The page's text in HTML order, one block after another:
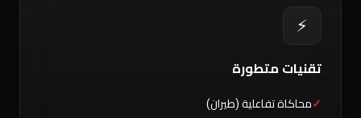
⚡
تقنيات متطورة
محاكاة تفاعلية (طيران)